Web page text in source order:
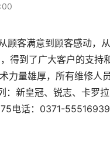
顾客满意到顾客感动，
得到了广大客户的支持
力量雄厚，所有维修人
新皇冠、锐志、卡罗拉
电话：0371-